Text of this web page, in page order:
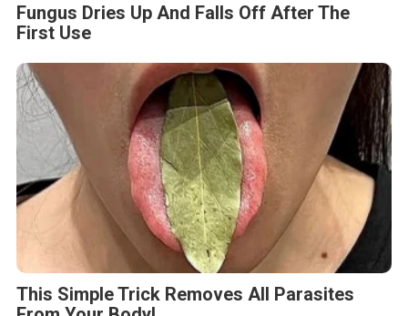
Fungus Dries Up And Falls Off After The
First Use
This Simple Trick Removes All Parasites